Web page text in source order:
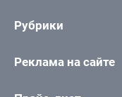
Рубрики
Реклама на сайте